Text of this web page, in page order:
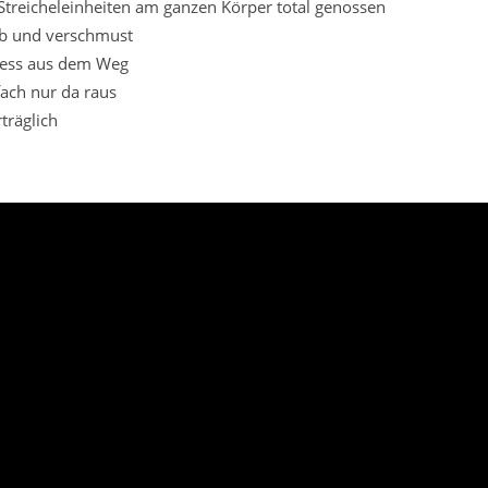
am ganzen Körper total genossen
und verschmust
aus dem Weg
nur da raus